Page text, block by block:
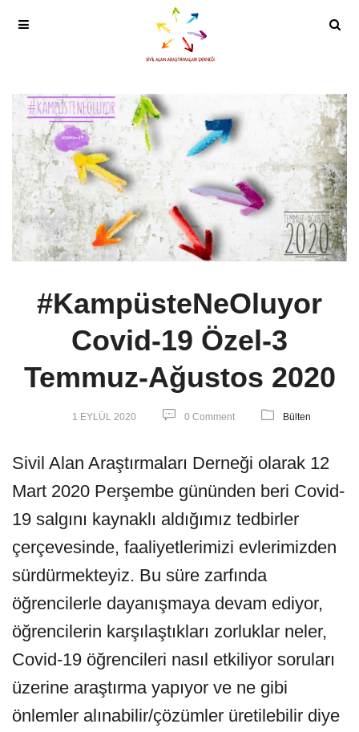
#KampüsteNeOluyor
Covid-19 Özel-3
Temmuz-Ağustos 2020
1 EYLÜL 2020 0 Comment Bülten
Sivil Alan Araştırmaları Derneği olarak 12
Mart 2020 Perşembe gününden beri Covid-
19 salgını kaynaklı aldığımız tedbirler
çerçevesinde, faaliyetlerimizi evlerimizden
sürdürmekteyiz. Bu süre zarfında
öğrencilerle dayanışmaya devam ediyor,
öğrencilerin karşılaştıkları zorluklar neler,
Covid-19 öğrencileri nasıl etkiliyor soruları
üzerine araştırma yapıyor ve ne gibi
önlemler alınabilir/çözümler üretilebilir diye